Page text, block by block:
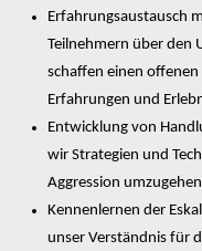
Erfahrungsaustausch
Teilnehmern über den
schaffen einen
Erfahrungen und
Entwicklung von
wir Strategien und
Aggression
Kennenlernen der
unser Verständnis für